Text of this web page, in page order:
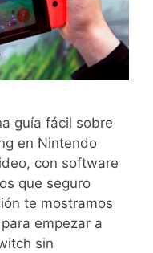
guía fácil sobre
en Nintendo
con software
que seguro
te mostramos
empezar a
sin